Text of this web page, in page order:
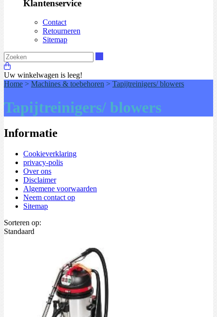
Klantenservice
Contact
Retourneren
Sitemap
Uw winkelwagen is leeg!
Home > Machines & toebehoren > Tapijtreinigers/ blowers
Tapijtreinigers/ blowers
Informatie
Cookieverklaring
privacy-polis
Over ons
Disclaimer
Algemene voorwaarden
Neem contact op
Sitemap
Sorteren op:
Standaard